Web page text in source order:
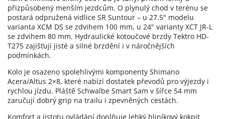
přizpůsobený menším jezdcům. O plynulý chod v terénu se
postará odpružená vidlice SR Suntour – u 27.5" modelu
varianta XCM DS se zdvihem 100 mm, u 24" varianty XCT JR-L
se zdvihem 80 mm. Hydraulické kotoučové brzdy Tektro HD-
T275 zajišťují jisté a silné brzdění i v náročnějších
podmínkách.
Kolo je osazeno spolehlivými komponenty Shimano
Acera/Altus 2×8, které nabízí dostatek převodů pro výjezdy i
rychlou jízdu. Pláště Schwalbe Smart Sam v šířce 54 mm
zaručují dobrý grip na trailu i zpevněných cestách.
Komfort a jistotu ovládání doplňuje lehký hliníkový kokpit